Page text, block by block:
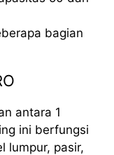
bagian
antara 1
ini berfungsi
lumpur, pasir,